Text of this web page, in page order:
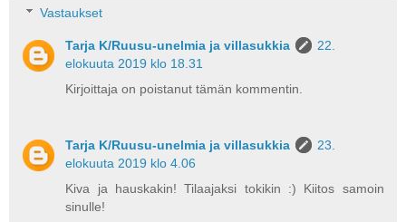
Vastaukset
Tarja K/Ruusu-unelmia ja villasukkia
22.
elokuuta 2019 klo 18.31
Kirjoittaja on poistanut tämän kommentin.
Tarja K/Ruusu-unelmia ja villasukkia
23.
elokuuta 2019 klo 4.06
Kiva ja hauskakin! Tilaajaksi tokikin :) Kiitos samoin
sinulle!